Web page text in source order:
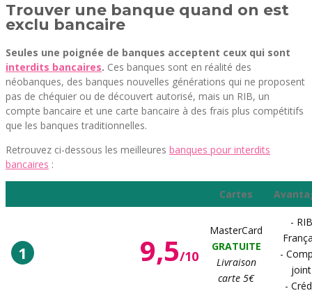
Trouver une banque quand on est
exclu bancaire
Seules une poignée de banques acceptent ceux qui sont
interdits bancaires. Ces banques sont en réalité des
néobanques, des banques nouvelles générations qui ne proposent
pas de chéquier ou de découvert autorisé, mais un RIB, un
compte bancaire et une carte bancaire à des frais plus compétitifs
que les banques traditionnelles.
Retrouvez ci-dessous les meilleures banques pour interdits
bancaires :
Cartes
1 9,5/10
MasterCard
GRATUITE
Livraison
carte 5€
- RIB
-
joint
-